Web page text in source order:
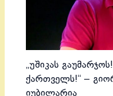
„უშიკას
ქართველს!“ –
იუბილარია